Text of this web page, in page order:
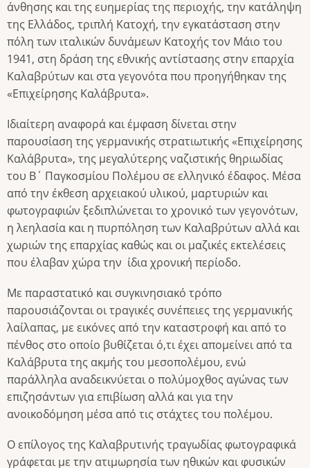
άνθησης και της ευημερίας της περιοχής, την κατάληψη
της Ελλάδος, τριπλή Κατοχή, την εγκατάσταση στην
πόλη των ιταλικών δυνάμεων Κατοχής τον Μάιο του
1941, στη δράση της εθνικής αντίστασης στην επαρχία
Καλαβρύτων και στα γεγονότα που προηγήθηκαν της
«Επιχείρησης Καλάβρυτα».
Ιδιαίτερη αναφορά και έμφαση δίνεται στην
παρουσίαση της γερμανικής στρατιωτικής «Επιχείρησης
Καλάβρυτα», της μεγαλύτερης ναζιστικής θηριωδίας
του Β΄ Παγκοσμίου Πολέμου σε ελληνικό έδαφος. Μέσα
από την έκθεση αρχειακού υλικού, μαρτυριών και
φωτογραφιών ξεδιπλώνεται το χρονικό των γεγονότων,
η λεηλασία και η πυρπόληση των Καλαβρύτων αλλά και
χωριών της επαρχίας καθώς και οι μαζικές εκτελέσεις
που έλαβαν χώρα την ίδια χρονική περίοδο.
Με παραστατικό και συγκινησιακό τρόπο
παρουσιάζονται οι τραγικές συνέπειες της γερμανικής
λαίλαπας, με εικόνες από την καταστροφή και από το
πένθος στο οποίο βυθίζεται ό,τι έχει απομείνει από τα
Καλάβρυτα της ακμής του μεσοπολέμου, ενώ
παράλληλα αναδεικνύεται ο πολύμοχθος αγώνας των
επιζησάντων για επιβίωση αλλά και για την
ανοικοδόμηση μέσα από τις στάχτες του πολέμου.
Ο επίλογος της Καλαβρυτινής τραγωδίας φωτογραφικά
γράφεται με την ατιμωρησία των ηθικών και φυσικών